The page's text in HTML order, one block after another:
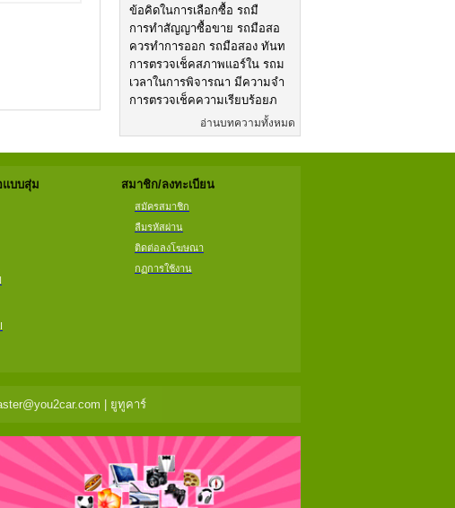
ข้อคิดในการเลือกซื้อ รถมื
การทำสัญญาซื้อขาย รถมือสอ
ควรทำการออก รถมือสอง ทันท
การตรวจเช็คสภาพแอร์ใน รถม
เวลาในการพิจารณา มีความจำ
การตรวจเช็คความเรียบร้อยภ
อ่านบทความทั้งหมด
แบบสุ่ม สมาชิก/ลงทะเบียน
สมัครสมาชิก
ลืมรหัสผ่าน
ติดต่อลงโฆษณา
กฏการใช้งาน
| ยูทูคาร์